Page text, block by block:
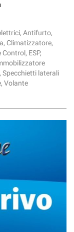
Antifurto,
Climatizzatore,
ESP,
Specchietti laterali
Volante